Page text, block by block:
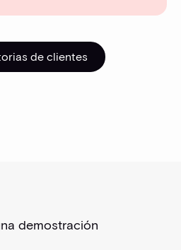
Más historias de
de clientes
demostración